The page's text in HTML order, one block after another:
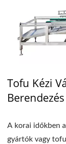
Tofu Kézi
Berendezés
A korai időkben
gyártók vagy